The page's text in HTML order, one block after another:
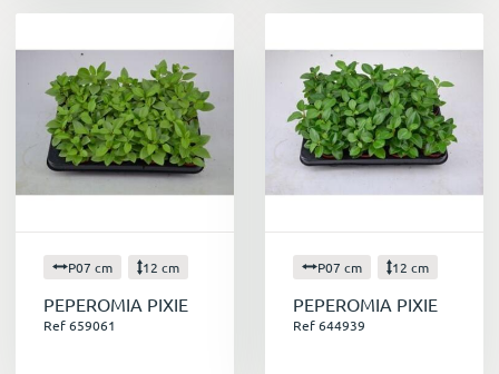
P07 cm 12 cm
PEPEROMIA PIXIE
Ref 659061
P07 cm 12 cm
PEPEROMIA PIXIE
Ref 644939